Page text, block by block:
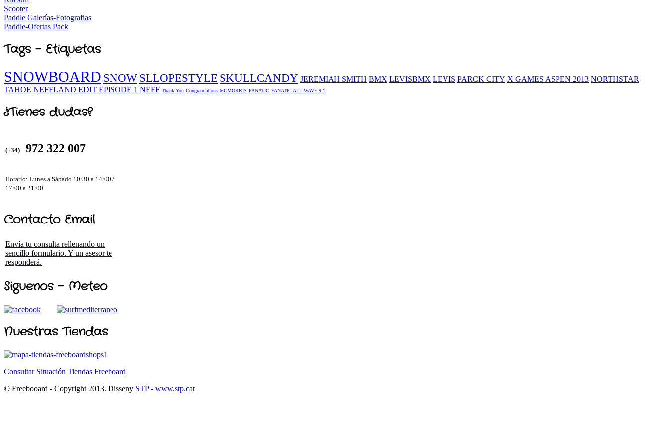
Scooter
Paddle Galerías-Fotografias
Paddle-Ofertas Pack
Tags - Etiquetas
SNOWBOARD SNOW SLLOPESTYLE SKULLCANDY JEREMIAH SMITH BMX LEVISBMX LEVIS PARCK CITY X GAMES ASPEN 2013 NORTHSTAR
TAHOE NEFFLAND EDIT EPISODE 1 NEFF Thank You Congratulations MCMORRIS FANATIC FANATIC ALL WAVE 9.1
¿Tienes dudas?
(+34) 972 322 007
Horario: Lunes a Sábado 10:30 a 14:00 /
17:00 a 21:00
Contacto Email
Envía tu consulta rellenando un
sencillo formulario. Y un asesor te
responderá.
Siguenos - Meteo
Nuestras Tiendas
Consultar Situación Tiendas Freeboard
© Freebooard - Copyright 2013. Disseny STP - www.stp.cat